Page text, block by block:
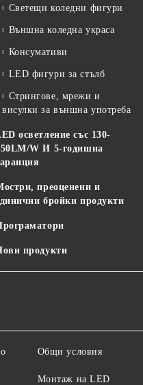
Светещи коледни фигури
Външна коледна украса
Консумативи
LED фигури за стълб
Стрингове, мрежи и
висулки за външна употреба
осветление със 130-
W И 5-годишна
преоценени и
бройки продукти
продукти
Общи условия
Монтаж на LED